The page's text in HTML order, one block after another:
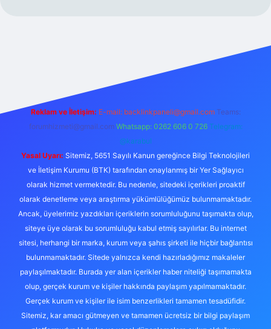
Reklam ve İletişim: E-mail: backlinkpaneli@gmail.com Teams:
forumhizmeti@gmail.com Whatsapp: 0262 606 0 726 Telegram:
@karabul
Yasal Uyarı: Sitemiz, 5651 Sayılı Kanun gereğince Bilgi Teknolojileri
ve İletişim Kurumu (BTK) tarafından onaylanmış bir Yer Sağlayıcı
olarak hizmet vermektedir. Bu nedenle, sitedeki içerikleri proaktif
olarak denetleme veya araştırma yükümlülüğümüz bulunmamaktadır.
Ancak, üyelerimiz yazdıkları içeriklerin sorumluluğunu taşımakta olup,
siteye üye olarak bu sorumluluğu kabul etmiş sayılırlar. Bu internet
sitesi, herhangi bir marka, kurum veya şahıs şirketi ile hiçbir bağlantısı
bulunmamaktadır. Sitede yalnızca kendi hazırladığımız makaleler
paylaşılmaktadır. Burada yer alan içerikler haber niteliği taşımamakta
olup, gerçek kurum ve kişiler hakkında paylaşım yapılmamaktadır.
Gerçek kurum ve kişiler ile isim benzerlikleri tamamen tesadüfidir.
Sitemiz, kar amacı gütmeyen ve tamamen ücretsiz bir bilgi paylaşım